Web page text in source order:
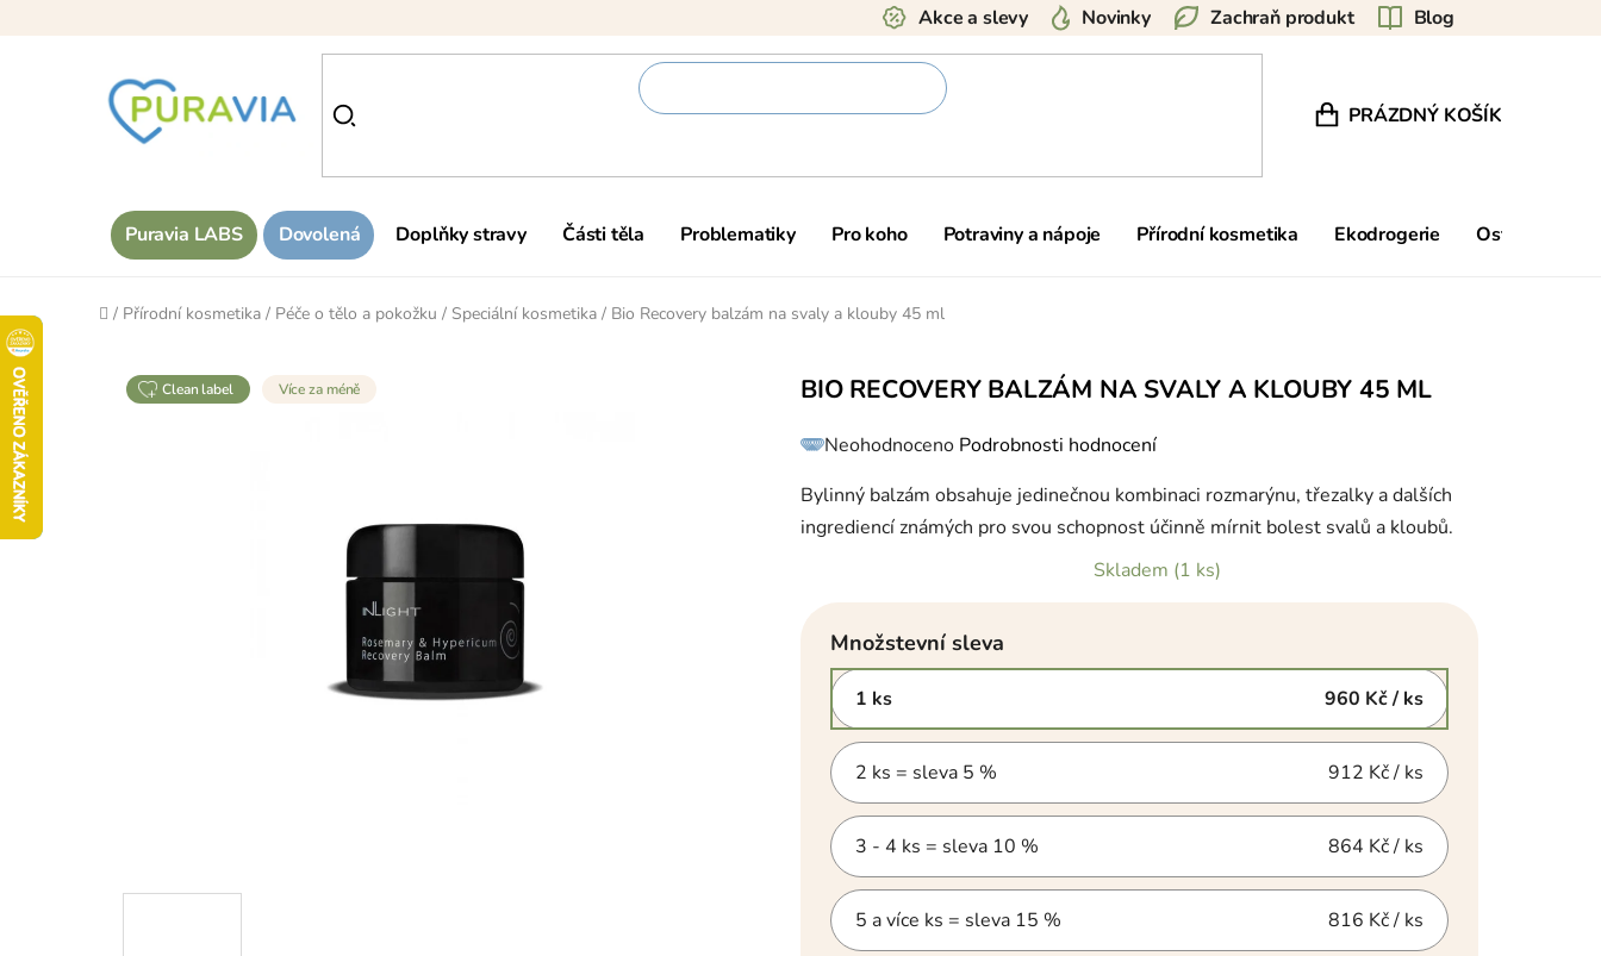
Blog
Zachraň produkt
Novinky
Akce a slevy
NÁKUPNÍ KOŠÍK
PRÁZDNÝ KOŠÍK
Puravia LABS Dovolená Doplňky stravy Části těla Problematiky Pro koho Potraviny a nápoje Přírodní kosmetika Ekodrogerie Ostatní
Domů
/ Přírodní kosmetika / Péče o tělo a pokožku / Speciální kosmetika / Bio Recovery balzám na svaly a klouby 45 ml
BIO RECOVERY BALZÁM NA SVALY A KLOUBY 45 ML
Průměrné
hodnocení
0,0
z
5
hvězdiček.
Neohodnoceno Podrobnosti hodnocení
Bylinný balzám obsahuje jedinečnou kombinaci rozmarýnu, třezalky a dalších
ingrediencí známých pro svou schopnost účinně mírnit bolest svalů a kloubů.
Skladem (1 ks)
Množstevní sleva
1 ks 960 Kč/ ks
2 ks = sleva 5 % 912 Kč/ ks
3 - 4 ks = sleva 10 % 864 Kč/ ks
5 a více ks = sleva 15 % 816 Kč/ ks
clean label Více za méně